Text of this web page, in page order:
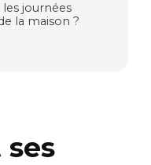
journées
la maison ?